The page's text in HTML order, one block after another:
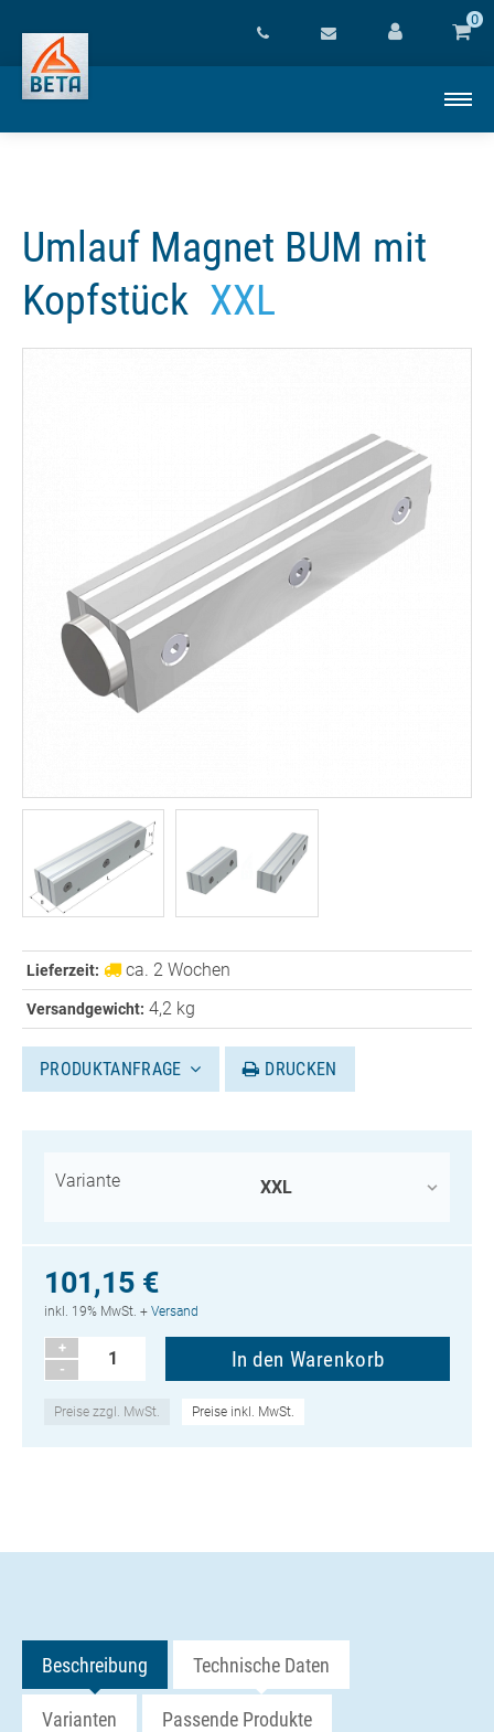
0
Umlauf Magnet BUM mit
Kopfstück XXL
Lieferzeit: ca. 2 Wochen
Versandgewicht: 4,2 kg
PRODUKTANFRAGE DRUCKEN
Variante
101,15 €
inkl. 19% MwSt. + Versand
+
-
Preise zzgl. MwSt. Preise inkl. MwSt.
Beschreibung Technische Daten
Varianten Passende Produkte